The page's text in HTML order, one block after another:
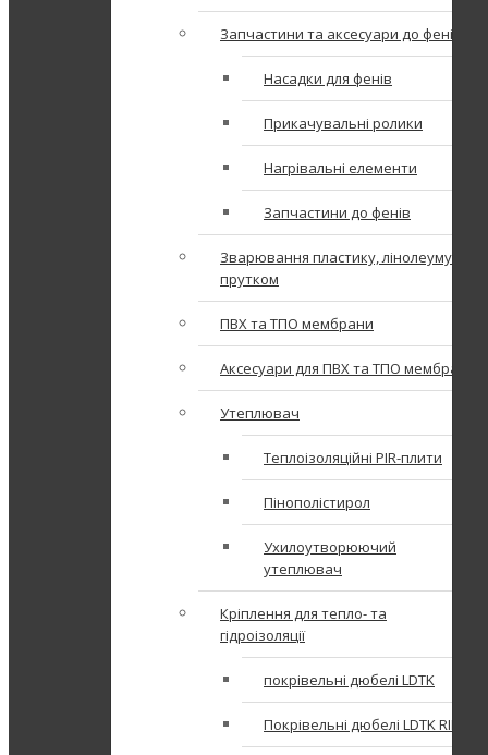
Запчастини та аксесуари до фенів
Насадки для фенів
Прикачувальні ролики
Нагрівальні елементи
Запчастини до фенів
Зварювання пластику, лінолеуму
прутком
ПВХ та ТПО мембрани
Аксесуари для ПВХ та ТПО мембран
Утеплювач
Теплоізоляційні PIR-плити
Пінополістирол
Ухилоутворюючий
утеплювач
Кріплення для тепло- та
гідроізоляції
покрівельні дюбелі LDTK
Покрівельні дюбелі LDTK RIF